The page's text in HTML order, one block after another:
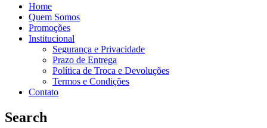
Home
Quem Somos
Promoções
Institucional
Segurança e Privacidade
Prazo de Entrega
Política de Troca e Devoluções
Termos e Condições
Contato
Search